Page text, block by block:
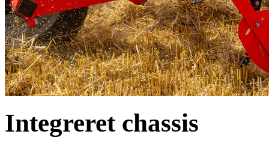
Integreret chassis